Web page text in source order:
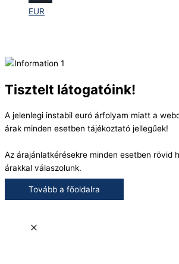
EUR
Tisztelt látogatóink!
A jelenlegi instabil euró árfolyam miatt a
árak minden esetben tájékoztató jellegűek!
Az árajánlatkérésekre minden esetben rövid
árakkal válaszolunk.
Tovább a főoldalra